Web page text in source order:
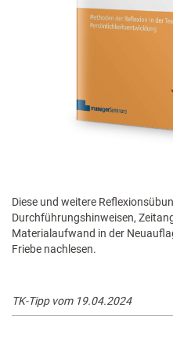
Diese und weitere
Durchführungshinweisen,
Materialaufwand in der
Friebe nachlesen.
TK-Tipp vom 19.04.2024